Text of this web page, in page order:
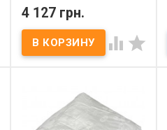
200х230 см, вес 2 кг
В наличии
Одеяло шёлковое Aonasi
(волокна шелкопряда).
Чехол: 100% хлопок
(жаккардовый сатин).
Торговая марка: Aonasi
4 127 грн.
 